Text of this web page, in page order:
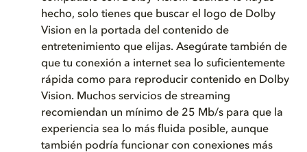
hecho, solo tienes que buscar el logo de Dolby
Vision en la portada del contenido de
entretenimiento que elijas. Asegúrate también de
que tu conexión a internet sea lo suficientemente
rápida como para reproducir contenido en Dolby
Vision. Muchos servicios de streaming
recomiendan un mínimo de 25 Mb/s para que la
experiencia sea lo más fluida posible, aunque
también podría funcionar con conexiones más